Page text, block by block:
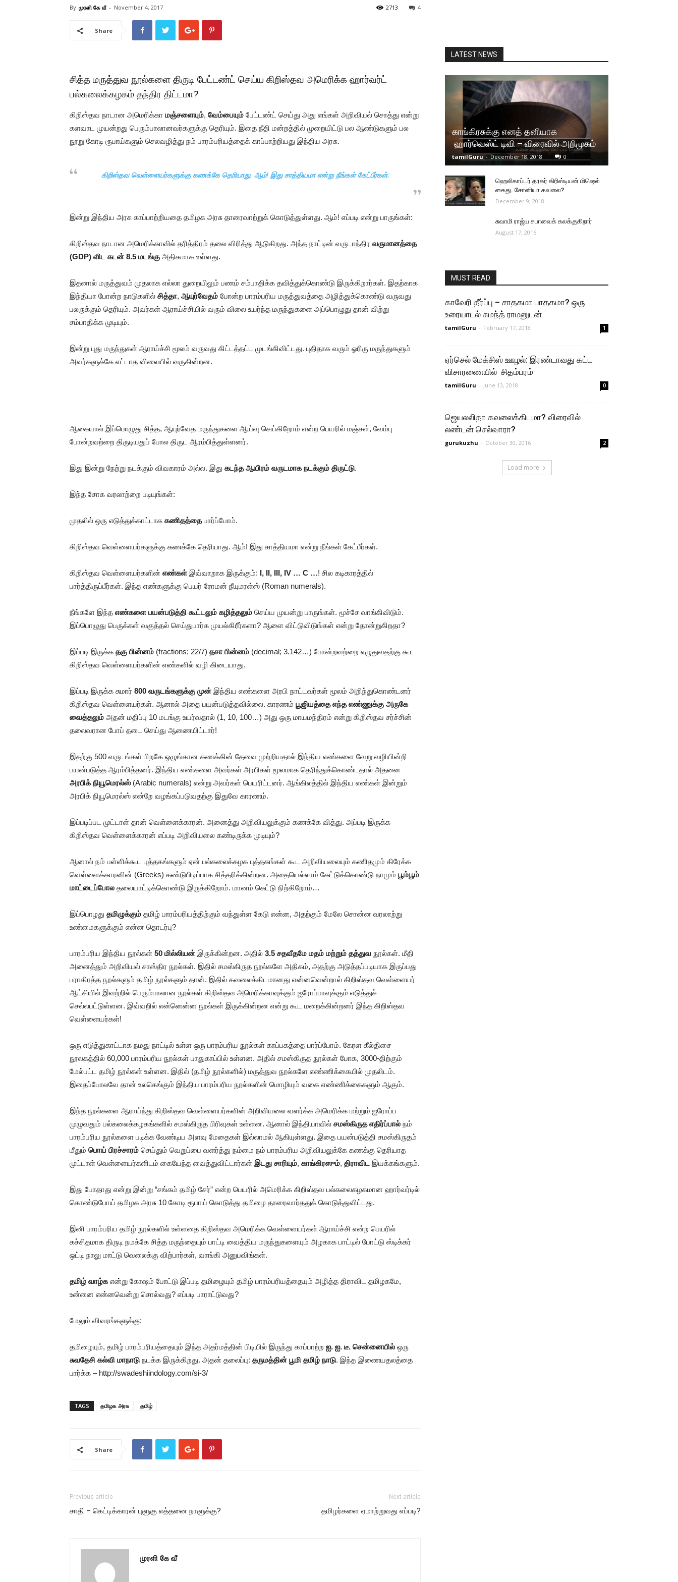
By முரளி கே வீ - November 4, 2017 4
2713
Share
சித்த மருத்துவ நூல்களை திருடி பேட்டண்ட் செய்ய கிறிஸ்தவ அமெரிக்க ஹார்வர்ட்
பல்கலைக்கழகம் தந்திர திட்டமா?
கிறிஸ்தவ நாடான அமெரிக்கா மஞ்சளையும், வேம்பையும் பேட்டண்ட் செய்து அது எங்கள் அறிவியல் சொத்து என்று
களவாட முயன்றது பெரும்பாலானவர்களுக்கு தெரியும். இதை நீதி மன்றத்தில் முறையிட்டு பல ஆண்டுகளும் பல
நூறு கோடி ரூபாய்களும் செலவழித்து நம் பாரம்பரியத்தைக் காப்பாற்றியது இந்திய அரசு.
கிறிஸ்தவ வெள்ளையர்களுக்கு கணக்கே தெரியாது. ஆம்! இது சாத்தியமா என்று நீங்கள் கேட்பீர்கள்.
இன்று இந்திய அரசு காப்பாற்றியதை தமிழக அரசு தாரைவாற்றுக் கொடுத்துள்ளது. ஆம்! எப்படி என்று பாருங்கள்:
கிறிஸ்தவ நாடான அமெரிக்காவில் தரித்திரம் தலை விரித்து ஆடுகிறது. அந்த நாட்டின் வருடாந்திர வருமானத்தை
(GDP) விட கடன் 8.5 மடங்கு அதிகமாக உள்ளது.
இதனால் மருத்துவம் முதலாக எல்லா துறையிலும் பணம் சம்பாதிக்க தவித்துக்கொண்டு இருக்கிறார்கள். இதற்காக
இந்தியா போன்ற நாடுகளில் சித்தா, ஆயுர்வேதம் போன்ற பாரம்பரிய மருத்துவத்தை அழித்துக்கொண்டு வருவது
பலருக்கும் தெரியும். அவர்கள் ஆராய்ச்சியில் வரும் விலை உயர்ந்த மருந்துகளை அப்பொழுது தான் விற்று
சம்பாதிக்க முடியும்.
இன்று புது மருந்துகள் ஆராய்ச்சி மூலம் வருவது கிட்டத்தட்ட முடங்கிவிட்டது. புதிதாக வரும் ஓரிரு மருந்துகளும்
அவர்களுக்கே எட்டாத விலையில் வருகின்றன.
ஆகையால் இப்பொழுது சித்த, ஆயுர்வேத மருந்துகளை ஆய்வு செய்கிறோம் என்ற பெயரில் மஞ்சள், வேம்பு
போன்றவற்றை திருடியதுப் போல திருட ஆரம்பித்துள்ளனர்.
இது இன்று நேற்று நடக்கும் விவகாரம் அல்ல. இது கடந்த ஆயிரம் வருடமாக நடக்கும் திருட்டு.
இந்த சோக வரலாற்றை படியுங்கள்:
முதலில் ஒரு எடுத்துக்காட்டாக கணிதத்தைபார்ப்போம்.
கிறிஸ்தவ வெள்ளையர்களுக்கு கணக்கே தெரியாது. ஆம்! இது சாத்தியமா என்று நீங்கள் கேட்பீர்கள்.
கிறிஸ்தவ வெள்ளையர்களின் எண்கள்இவ்வாறாக இருக்கும்: I, II, III, IV … C …! சில கடிகாரத்தில்
பார்த்திருப்பீர்கள். இந்த எண்களுக்கு பெயர் ரோமன் நீயுமரள்ஸ் (Roman numerals).
நீங்களே இந்த எண்களை பயன்படுத்தி கூட்டலும் கழித்தலும் செய்ய முயன்று பாருங்கள். மூச்சே வாங்கிவிடும்.
இப்பொழுது பெருக்கள் வகுத்தல் செய்துபார்க முயல்கிரீர்களா? ஆளை விட்டுவிடுங்கள் என்று தோன்றுகிறதா?
இப்படி இருக்க தகு பின்னம் (fractions; 22/7) தசா பின்னம் (decimal; 3.142…) போன்றவற்றை எழுதுவதற்கு கூட
கிறிஸ்தவ வெள்ளையர்களின் எண்களில் வழி கிடையாது.
இப்படி இருக்க சுமார் 800 வருடங்களுக்கு முன் இந்திய எண்களை அரபி நாட்டவர்கள் மூலம் அறிந்துகொண்டனர்
கிறிஸ்தவ வெள்ளையர்கள். ஆனால் அதை பயன்படுத்தவில்லை. காரணம் பூஜியத்தை எந்த எண்ணுக்கு அருகே
வைத்தலும் அதன் மதிப்பு 10 மடங்கு உயர்வதால் (1, 10, 100…) அது ஒரு மாயமந்திரம் என்று கிறிஸ்தவ சர்ச்சின்
தலைவரான போப் தடை செய்து ஆணையிட்டார்!
இதற்கு 500 வருடங்கள் பிறகே ஒழுங்கான கணக்கின் தேவை முற்றியதால் இந்திய எண்களை வேறு வழியின்றி
பயன்படுத்த ஆரம்பித்தனர். இந்திய எண்களை அவர்கள் அரபிகள் மூலமாக தெரிந்துக்கொண்டதால் அதனை
அரபிக் நியூமெரல்ஸ் (Arabic numerals) என்று அவர்கள் பெயரிட்டனர். ஆங்கிலத்தில் இந்திய எண்கள் இன்றும்
அரபிக் நியூமெரல்ஸ் என்றே வழங்கப்படுவதற்கு இதுவே காரணம்.
இப்படிப்பட முட்டாள் தான் வெள்ளைக்காரன். அனைத்து அறிவியலுக்கும் கணக்கே வித்து. அப்படி இருக்க
கிறிஸ்தவ வெள்ளைக்காரன் எப்படி அறிவியலை கண்டிருக்க முடியும்?
ஆனால் நம் பள்ளிக்கூட புத்தகங்களும் ஏன் பல்கலைக்கழக புத்தகங்கள் கூட அறிவியலையும் கணிதமும் கிரேக்க
வெள்ளைக்காரனின் (Greeks) கண்டுபிடிப்பாக சித்தரிக்கின்றன. அதையெல்லாம் கேட்டுக்கொண்டு நாமும் பூம்பூம்
மாட்டைப்போல தலையாட்டிக்கொண்டு இருக்கிறோம். மானம் கெட்டு நிற்கிறோம்…
இப்பொழது தமிழுக்கும் தமிழ் பாரம்பரியத்திற்கும் வந்துள்ள கேடு என்ன, அதற்கும் மேலே சொன்ன வரலாற்று
உண்மைகளுக்கும் என்ன தொடர்பு?
பாரம்பரிய இந்திய நூல்கள் 50 மில்லியன் இருக்கின்றன. அதில் 3.5 சதவீதமே மதம் மற்றும் தத்துவ நூல்கள். மீதி
அனைத்தும் அறிவியல் சாஸ்திர நூல்கள். இதில் சமஸ்கிருத நூல்களே அதிகம், அதற்கு அடுத்தப்படியாக இருப்பது
பராகிரத்த நூல்களும் தமிழ் நூல்களும் தான். இதில் கவலைக்கிடமானது என்னவென்றால் கிறிஸ்தவ வெள்ளையர்
ஆட்சியில் இவற்றில் பெரும்பாலான நூல்கள் கிறிஸ்தவ அமெரிக்காவுக்கும் ஐரோப்பாவுக்கும் எடுத்துச்
செல்லபட்டுள்ளன. இவ்வறில் என்னென்ன நூல்கள் இருக்கின்றன என்று கூட மறைக்கின்றனர் இந்த கிறிஸ்தவ
வெள்ளையர்கள்!
ஒரு எடுத்துகாட்டாக நமது நாட்டில் உள்ள ஒரு பாரம்பரிய நூல்கள் காப்பகத்தை பார்ப்போம். கேரள கீல்திசை
நூலகத்தில் 60,000 பாரம்பரிய நூல்கள் பாதுகாப்பில் உள்ளன. அதில் சமஸ்கிருத நூல்கள் போக, 3000-திற்கும்
மேல்பட்ட தமிழ் நூல்கள் உள்ளன. இதில் (தமிழ் நூல்களில்) மருத்துவ நூல்களே எண்ணிக்கையில் முதலிடம்.
இதைப்போலவே தான் உலகெங்கும் இந்திய பாரம்பரிய நூல்களின் மொழியும் வகை எண்ணிக்கைகளும் ஆகும்.
இந்த நூல்களை ஆராய்ந்து கிறிஸ்தவ வெள்ளையர்களின் அறிவியலை வளர்க்க அமெரிக்க மற்றும் ஐரோப்ப
முழுவதும் பல்கலைக்கழகங்களில் சமஸ்கிருத பிரிவுகள் உள்ளன. ஆனால் இந்தியாவில் சமஸ்கிருத எதிர்ப்பால் நம்
பாரம்பரிய நூல்களை படிக்க வேண்டிய அளவு மேதைகள் இல்லாமல் ஆகியுள்ளது. இதை பயன்படுத்தி சமஸ்கிருதம்
மீதும் பொய் பிரச்சாரம் செய்தும் வெறுப்பை வளர்த்து நம்மை நம் பாரம்பரிய அறிவியலுக்கே கணக்கு தெரியாத
முட்டாள் வெள்ளையர்களிடம் கையேந்த வைத்துவிட்டார்கள் இடது சாரியும், காங்கிரஸும், திராவிட இயக்கங்களும்.
இது போதாது என்று இன்று “சங்கம் தமிழ் சேர்” என்ற பெயரில் அமெரிக்க கிறிஸ்தவ பல்கலைகழகமான ஹார்வர்டில்
கொண்டுபோய் தமிழக அரசு 10 கோடி ரூபாய் கொடுத்து தமிழை தாரைவார்ததுக் கொடுத்துவிட்டது.
இனி பாரம்பரிய தமிழ் நூல்களில் உள்ளதை கிறிஸ்தவ அமெரிக்க வெள்ளையர்கள் ஆராய்ச்சி என்ற பெயரில்
கச்சிதமாக திருடி நமக்கே சித்த மருந்தையும் பாட்டி வைத்திய மருந்துகளையும் அழகாக பாட்டில் போட்டு ஸ்டிக்கர்
ஒட்டி நாலு மாட்டு வெலைக்கு விற்பார்கள், வாங்கி அனுபவிங்கள்.
தமிழ் வாழ்கஎன்று கோஷம் போட்டு இப்படி தமிழையும் தமிழ் பாரம்பரியத்தையும் அழித்த திராவிட தமிழகமே,
உன்னை என்னவென்று சொல்வது? எப்படி பாராட்டுவது?
மேலும் விவரங்களுக்கு:
தமிழையும், தமிழ் பாரம்பரியத்தையும் இந்த அதர்மத்தின் பிடியில் இருந்து காப்பாற்ற ஐ. ஐ. டீ. சென்னையில் ஒரு
சுவதேசி கல்வி மாநாடு நடக்க இருக்கிறது. அதன் தலைப்பு: தருமத்தின் பூமி தமிழ் நாடு. இந்த இணையதலத்தை
பார்க்க – http://swadeshiindology.com/si-3/
TAGS தமிழக அரசு தமிழ்
Share
Previous article
சாதி – கெட்டிக்காரன் புளுகு எத்தனை நாளுக்கு?
Next article
தமிழர்களை ஏமாற்றுவது எப்படி?
முரளி கே வீ
LATEST NEWS
காங்கிரசுக்கு எனத் தனியாக
ஹார்வெஸ்ட் டிவி – விரைவில் அறிமுகம்
tamilGuru - December 18, 2018 0
ஹெலிகாப்டர் தரகர் கிரிஸ்டியன் மிஷெல்
கைது. சோனியா கவலை?
December 9, 2018
சுவாமி ராஜ்ய சபாவைக் கலக்குகிறார்
August 17, 2016
MUST READ
காவேரி தீர்ப்பு – சாதகமா பாதகமா? ஒரு
உரையாடல் சுமந்த் ராமனுடன்
tamilGuru - February 17, 2018 1
ஏர்செல் மேக்சிஸ் ஊழல்: இரண்டாவது கட்ட
விசாரணையில் சிதம்பரம்
tamilGuru - June 13, 2018 0
ஜெயலலிதா கவலைக்கிடமா? விரைவில்
லண்டன் செல்வாரா?
gurukuzhu - October 30, 2016 2
Load more